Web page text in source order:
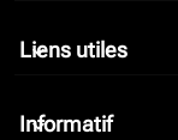
Liens utiles
keyboard_arrow_down
Informatif
keyboard_arrow_down